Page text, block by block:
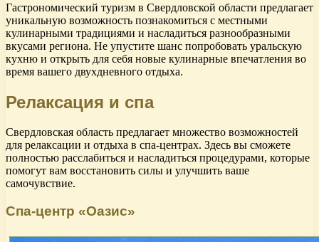
Гастрономический туризм в Свердловской области предлагает
уникальную возможность познакомиться с местными
кулинарными традициями и насладиться разнообразными
вкусами региона. Не упустите шанс попробовать уральскую
кухню и открыть для себя новые кулинарные впечатления во
время вашего двухдневного отдыха.
Релаксация и спа
Свердловская область предлагает множество возможностей
для релаксации и отдыха в спа-центрах. Здесь вы сможете
полностью расслабиться и насладиться процедурами, которые
помогут вам восстановить силы и улучшить ваше
самочувствие.
Спа-центр «Оазис»